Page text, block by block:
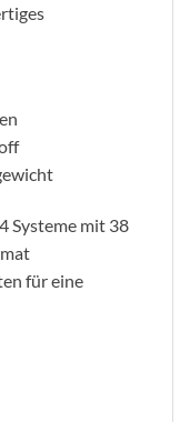
Systeme mit 38
für eine